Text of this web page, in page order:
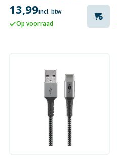
METER
13,99incl. btw
Op voorraad